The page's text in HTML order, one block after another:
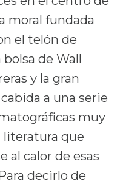
moral fundada
el telón de
de Wall
y la gran
a una serie
muy
literatura que
al calor de esas
decirlo de